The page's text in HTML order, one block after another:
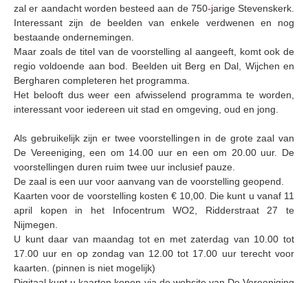
zal er aandacht worden besteed aan de 750-jarige Stevenskerk.
Interessant zijn de beelden van enkele verdwenen en nog
bestaande ondernemingen.
Maar zoals de titel van de voorstelling al aangeeft, komt ook de
regio voldoende aan bod. Beelden uit Berg en Dal, Wijchen en
Bergharen completeren het programma.
Het belooft dus weer een afwisselend programma te worden,
interessant voor iedereen uit stad en omgeving, oud en jong.
Als gebruikelijk zijn er twee voorstellingen in de grote zaal van
De Vereeniging, een om 14.00 uur en een om 20.00 uur. De
voorstellingen duren ruim twee uur inclusief pauze.
De zaal is een uur voor aanvang van de voorstelling geopend.
Kaarten voor de voorstelling kosten € 10,00 . Die kunt u vanaf 11
april kopen in het Infocentrum WO2, Ridderstraat 27 te
Nijmegen.
U kunt daar van maandag tot en met zaterdag van 10.00 tot
17.00 uur en op zondag van 12.00 tot 17.00 uur terecht voor
kaarten. (pinnen is niet mogelijk)